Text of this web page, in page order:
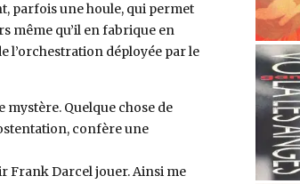
parfois une houle, qui permet
même qu’il en fabrique en
l’orchestration déployée par le
mystère. Quelque chose de
confère une
Frank Darcel jouer. Ainsi me